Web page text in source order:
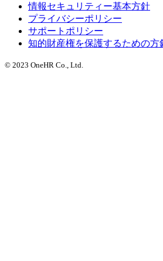
情報セキュリティー基本方針
プライバシーポリシー
サポートポリシー
知的財産権を保護するための方
© 2023 OneHR Co., Ltd.